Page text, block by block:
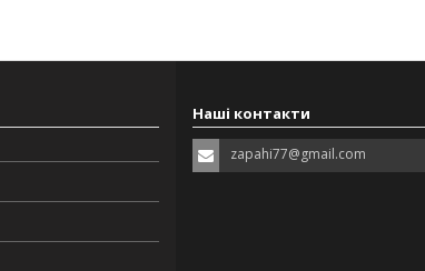
Наші контакти
zapahi77@gmail.com